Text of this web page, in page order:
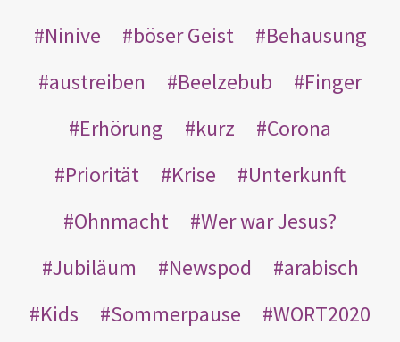
Ninive
böser Geist
Behausung
austreiben
Beelzebub
Finger
Erhörung
kurz
Corona
Priorität
Krise
Unterkunft
Ohnmacht
Wer war Jesus?
Jubiläum
Newspod
arabisch
Kids
Sommerpause
WORT2020